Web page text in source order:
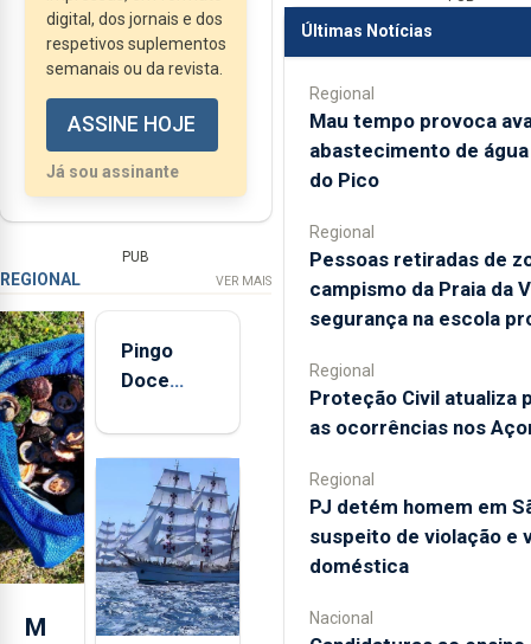
digital, dos jornais e dos
respetivos suplementos
semanais ou da revista.
ASSINE HOJE
Já sou assinante
PUB
REGIONAL VER MAIS
M
Pingo
Doce
quinta-
feira nova
loja em
São
Sebastião
e cria 30
postos de
Últimas Notícias
Regional
Mau tempo provoca
abastecimento de água
do Pico
Regional
Pessoas retiradas de
campismo da Praia da
segurança na escola
Regional
Proteção Civil atualiza
as ocorrências nos
Regional
PJ detém homem em
suspeito de violação e
doméstica
Nacional